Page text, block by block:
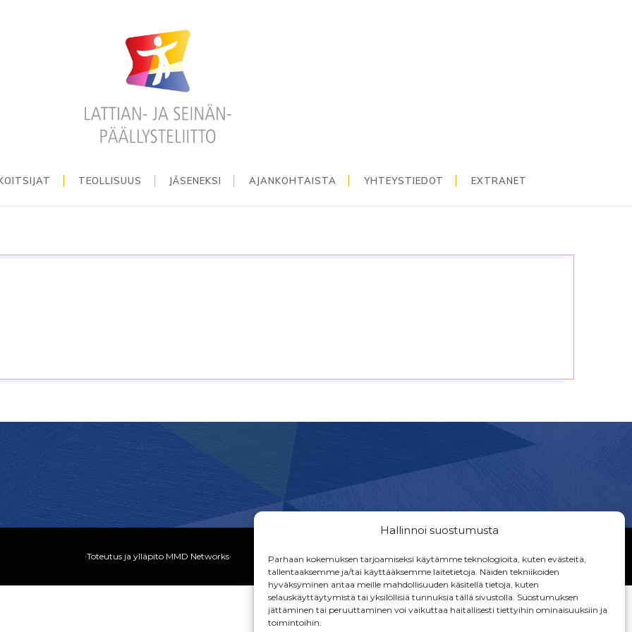
Hallinnoi suostumusta
Parhaan kokemuksen tarjoamiseksi käytämme teknologioita, kuten evästeitä,
tallentaaksemme ja/tai käyttääksemme laitetietoja. Näiden tekniikoiden
hyväksyminen antaa meille mahdollisuuden käsitellä tietoja, kuten
selauskäyttäytymistä tai yksilöllisiä tunnuksia tällä sivustolla. Suostumuksen
jättäminen tai peruuttaminen voi vaikuttaa haitallisesti tiettyihin ominaisuuksiin ja
toimintoihin.
TEOLLISUUS JÄSENEKSI AJANKOHTAISTA YHTEYSTIEDOT EXTRANET
·Toteutus ja ylläpito MMD Networks·